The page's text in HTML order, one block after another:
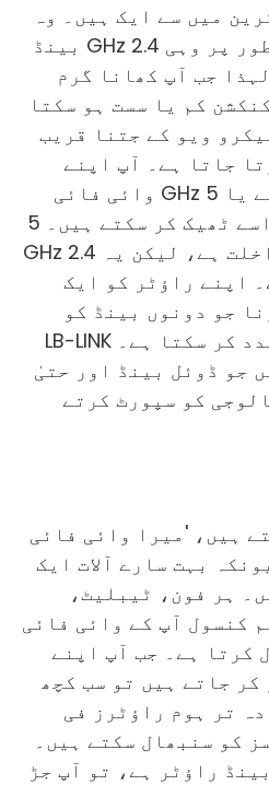
میں سے ایک ہیں۔ وہ
آپ کے وائی فائی کے طور پر وہی 2.4 GHz بینڈ
جب آپ کھانا گرم
کم یا سست ہو سکتا
ویو کے جتنا قریب
جاتا ہے۔ آپ اپنے
راؤٹر کو منتقل کر کے یا 5 GHz وائی فائی
بینڈ پر سوئچ کر کے اسے ٹھیک کر سکتے ہیں۔ 5
GHz بینڈ میں کم مداخلت ہے، لیکن یہ 2.4 GHz
اپنے راؤٹر کو ایک
جو دونوں بینڈ کو
سپورٹ کرتا ہو بہت مدد کر سکتا ہے۔ LB-LINK
جو ڈوئل بینڈ اور حتیٰ
کو سپورٹ کرتے
ہیں، 'میرا وائی فائی
بہت سارے آلات ایک
ہر فون، ٹیبلیٹ،
کنسول آپ کے وائی فائی
کرتا ہے۔ جب آپ اپنے
کر جاتے ہیں تو سب کچھ
تر ہوم راؤٹرز فی
32 ڈیوائسز کو سنبھال سکتے ہیں۔
راؤٹر ہے، تو آپ جڑ